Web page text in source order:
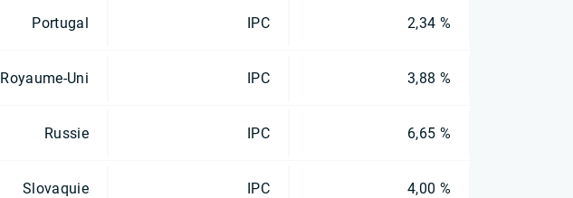
Portugal IPC 2,34 %
Royaume-Uni IPC 3,88 %
Russie IPC 6,65 %
Slovaquie IPC 4,00 %